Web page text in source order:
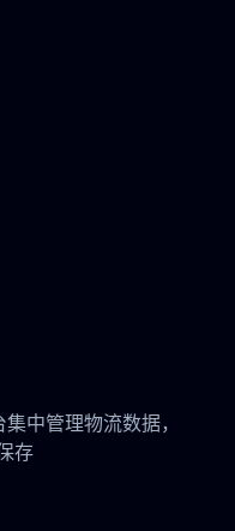
中管理物流数据，
存